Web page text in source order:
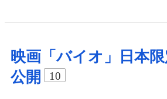
映画「バイオ」日本
公開
10